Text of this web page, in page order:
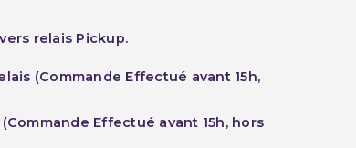
relais Pickup.
(Commande Effectué avant 15h,
Effectué avant 15h, hors